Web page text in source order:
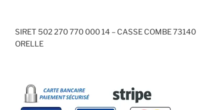
SIRET 502 270 770 000 14 – CASSE COMBE 73140
ORELLE